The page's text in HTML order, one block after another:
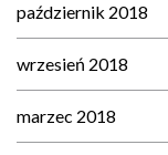
październik 2018
wrzesień 2018
marzec 2018